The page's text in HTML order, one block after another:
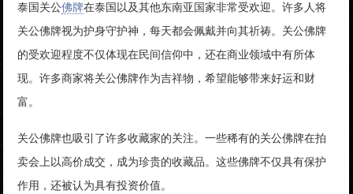
泰国关公佛牌在泰国以及其他东南亚国家非常受欢迎。许多人将
关公佛牌视为护身守护神，每天都会佩戴并向其祈祷。关公佛牌
的受欢迎程度不仅体现在民间信仰中，还在商业领域中有所体
现。许多商家将关公佛牌作为吉祥物，希望能够带来好运和财
富。
关公佛牌也吸引了许多收藏家的关注。一些稀有的关公佛牌在拍
卖会上以高价成交，成为珍贵的收藏品。这些佛牌不仅具有保护
作用，还被认为具有投资价值。